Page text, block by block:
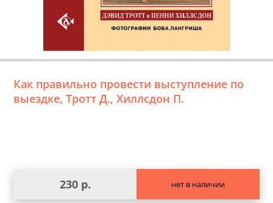
Как правильно провести выступление по
выездке, Тротт Д., Хиллсдон П.
230 р. нет в наличии